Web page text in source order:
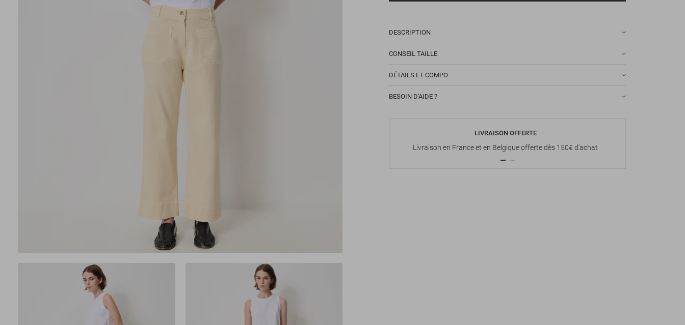
DESCRIPTION
CONSEIL TAILLE
DÉTAILS ET COMPO
BESOIN D'AIDE ?
LIVRAISON OFFERTE
Livraison en France et en Belgique offerte dès 150€ d'achat